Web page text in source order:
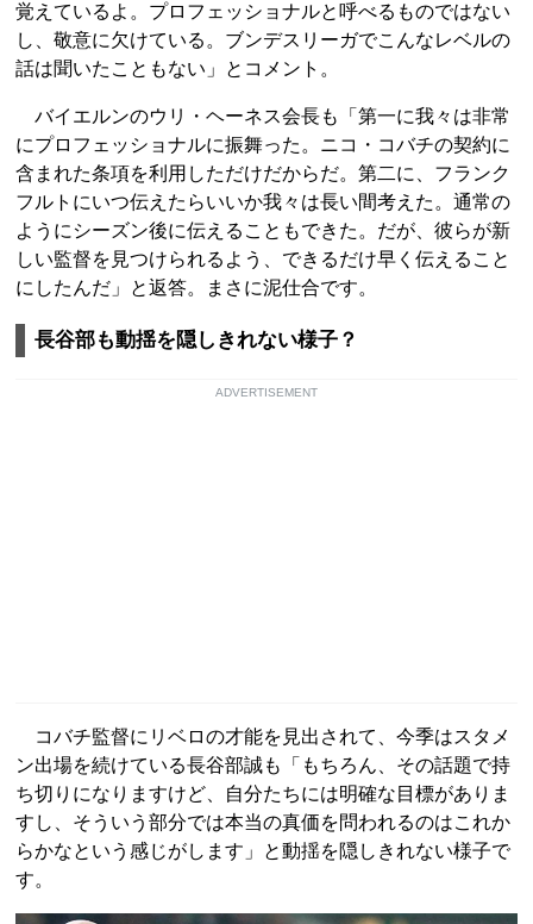
覚えているよ。プロフェッショナルと呼べるものではない
し、敬意に欠けている。ブンデスリーガでこんなレベルの
話は聞いたこともない」とコメント。
バイエルンのウリ・ヘーネス会長も「第一に我々は非常
にプロフェッショナルに振舞った。ニコ・コバチの契約に
含まれた条項を利用しただけだからだ。第二に、フランク
フルトにいつ伝えたらいいか我々は長い間考えた。通常の
ようにシーズン後に伝えることもできた。だが、彼らが新
しい監督を見つけられるよう、できるだけ早く伝えること
にしたんだ」と返答。まさに泥仕合です。
長谷部も動揺を隠しきれない様子？
ADVERTISEMENT
コバチ監督にリベロの才能を見出されて、今季はスタメ
ン出場を続けている長谷部誠も「もちろん、その話題で持
ち切りになりますけど、自分たちには明確な目標がありま
すし、そういう部分では本当の真価を問われるのはこれか
らかなという感じがします」と動揺を隠しきれない様子で
す。